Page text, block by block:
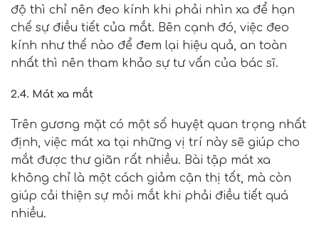
độ thì chỉ nên đeo kính khi phải nhìn xa để hạn
chế sự điều tiết của mắt. Bên cạnh đó, việc đeo
kính như thế nào để đem lại hiệu quả, an toàn
nhất thì nên tham khảo sự tư vấn của bác sĩ.
2.4. Mát xa mắt
Trên gương mặt có một số huyệt quan trọng nhất
định, việc mát xa tại những vị trí này sẽ giúp cho
mắt được thư giãn rất nhiều. Bài tập mát xa
không chỉ là một cách giảm cận thị tốt, mà còn
giúp cải thiện sự mỏi mắt khi phải điều tiết quá
nhiều.